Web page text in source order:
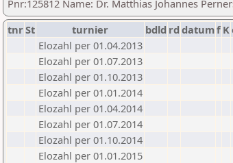
Pnr:125812 Name: Dr. Matthias Johannes
tnrSt turnier bdld rd datumf K
Elozahl per 01.04.2013
Elozahl per 01.07.2013
Elozahl per 01.10.2013
Elozahl per 01.01.2014
Elozahl per 01.04.2014
Elozahl per 01.07.2014
Elozahl per 01.10.2014
Elozahl per 01.01.2015